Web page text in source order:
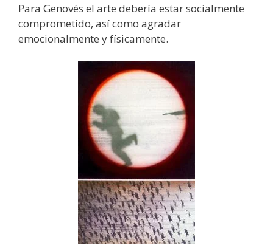
Para Genovés el arte debería estar socialmente
comprometido, así como agradar
emocionalmente y físicamente.